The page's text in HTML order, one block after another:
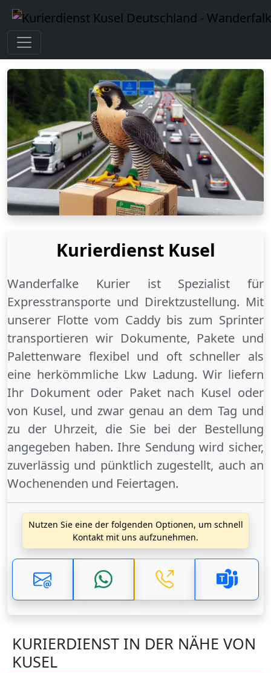
Kurierdienst Kusel
Wanderfalke Kurier ist Spezialist für
Expresstransporte und Direktzustellung. Mit
unserer Flotte vom Caddy bis zum Sprinter
transportieren wir Dokumente, Pakete und
Palettenware flexibel und oft schneller als
eine herkömmliche Lkw Ladung. Wir liefern
Ihr Dokument oder Paket nach Kusel oder
von Kusel, und zwar genau an dem Tag und
zu der Uhrzeit, die Sie bei der Bestellung
angegeben haben. Ihre Sendung wird sicher,
zuverlässig und pünktlich zugestellt, auch an
Wochenenden und Feiertagen.
Nutzen Sie eine der folgenden Optionen, um schnell
Kontakt mit uns aufzunehmen.
KURIERDIENST IN DER NÄHE VON
KUSEL